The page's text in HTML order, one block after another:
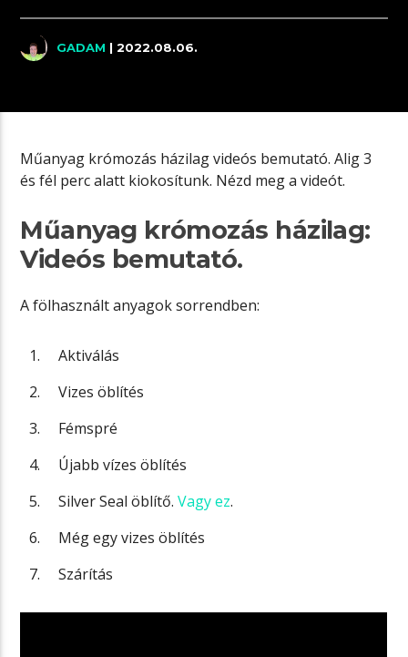
GADAM | 2022.08.06.
Műanyag krómozás házilag videós bemutató. Alig 3
és fél perc alatt kiokosítunk. Nézd meg a videót.
Műanyag krómozás házilag:
Videós bemutató.
A fölhasznált anyagok sorrendben:
Aktiválás
Vizes öblítés
Fémspré
Újabb vízes öblítés
Silver Seal öblítő.Vagy ez.
Még egy vizes öblítés
Szárítás